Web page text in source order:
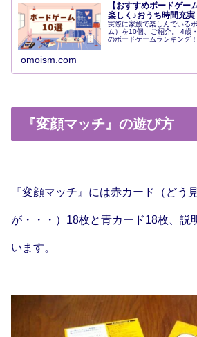
【おすすめボードゲー
楽しく♪おうち時間充実
実際に家族で楽しんでいる
ム）を10個、ご紹介。 4歳
のボードゲームランキング
omoism.com
『変顔マッチ』の遊び方
『変顔マッチ』には赤カード（どう
が・・・）18枚と青カード18枚、説
います。